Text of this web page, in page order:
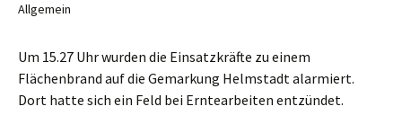
Allgemein
Um 15.27 Uhr wurden die Einsatzkräfte zu einem
Flächenbrand auf die Gemarkung Helmstadt alarmiert.
Dort hatte sich ein Feld bei Erntearbeiten entzündet.